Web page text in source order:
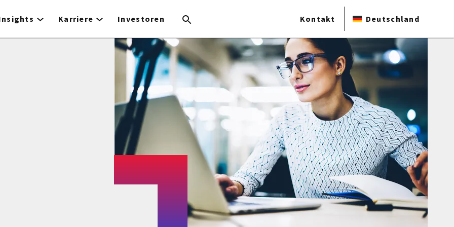
Karriere Investoren Kontakt Deutschland